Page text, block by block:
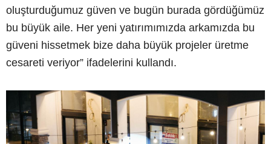
oluşturduğumuz güven ve bugün burada gördüğümüz
bu büyük aile. Her yeni yatırımımızda arkamızda bu
güveni hissetmek bize daha büyük projeler üretme
cesareti veriyor” ifadelerini kullandı.